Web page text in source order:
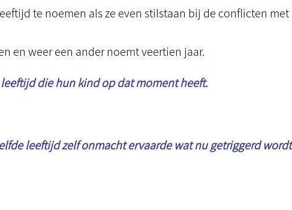
te noemen als ze even stilstaan bij de conflicten met
en weer een ander noemt veertien jaar.
die hun kind op dat moment heeft.
leeftijd zelf onmacht ervaarde wat nu getriggerd wordt